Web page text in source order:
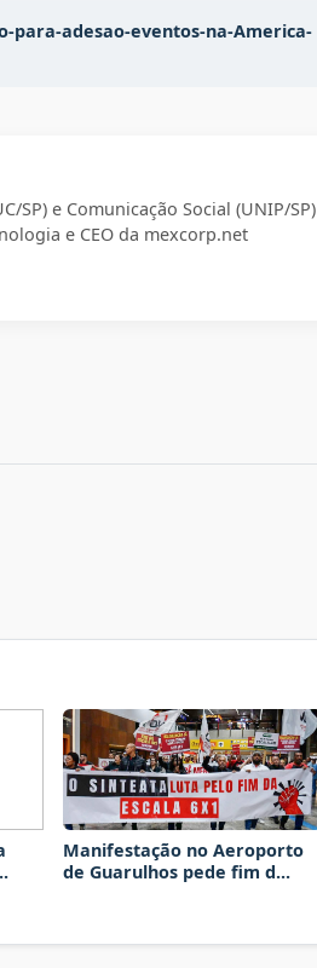
adesao-eventos-na-America-
SP) e Comunicação Social (UNIP/SP)
e CEO da mexcorp.net
Manifestação no Aeroporto
de Guarulhos pede fim d...